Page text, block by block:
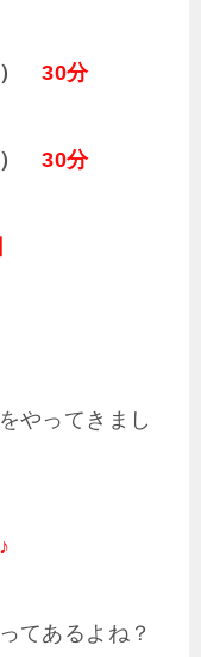
）30分
）30分
やってきまし
てあるよね？